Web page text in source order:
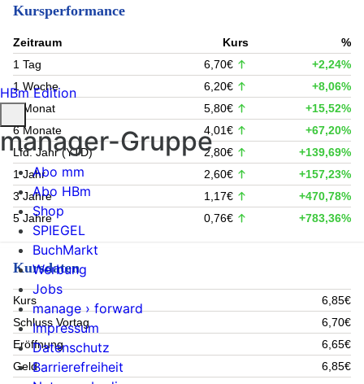
Kursperformance
Zeitraum Kurs
%
1 Tag
6,70€
+2,24%
1 Woche
6,20€
+8,06%
1 Monat
5,80€
+15,52%
6 Monate
4,01€
+67,20%
Lfd. Jahr (YTD)
2,80€
+139,69%
1 Jahr
2,60€
+157,23%
3 Jahre
1,17€
+470,78%
5 Jahre
0,76€ +783,36%
Kursdaten
Kurs
6,85€
Schluss Vortag
6,70€
Eröffnung
6,65€
Geld
6,85€
HBm Edition
manager-Gruppe
Abo mm
Abo HBm
Shop
SPIEGEL
BuchMarkt
Werbung
Jobs
manage › forward
Impressum
Datenschutz
Barrierefreiheit